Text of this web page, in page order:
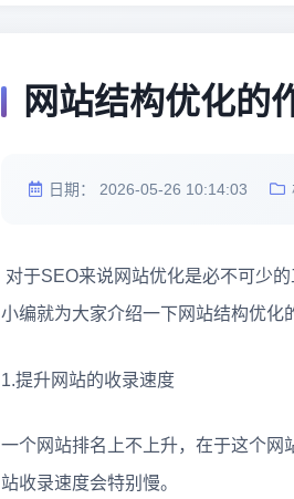
网站结构优化的
日期： 2026-05-26 10:14:03
对于SEO来说网站优化是必不可少
小编就为大家介绍一下网站结构优化
1.提升网站的收录速度
一个网站排名上不上升，在于这个网
站收录速度会特别慢。